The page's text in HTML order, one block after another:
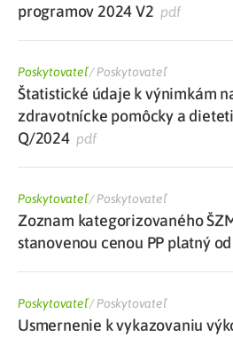
programov 2024 V2 pdf
Poskytovateľ/Poskytovateľ
Štatistické údaje k výnimkám
zdravotnícke pomôcky a
Q/2024pdf
Poskytovateľ/Poskytovateľ
Zoznam kategorizovaného
stanovenou cenou PP platný
Poskytovateľ/Poskytovateľ
Usmernenie k vykazovaniu